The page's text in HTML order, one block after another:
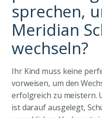
sprechen,
Meridian
wechseln?
Ihr Kind muss keine
vorweisen, um den
erfolgreich zu meistern.
ist darauf ausgelegt,